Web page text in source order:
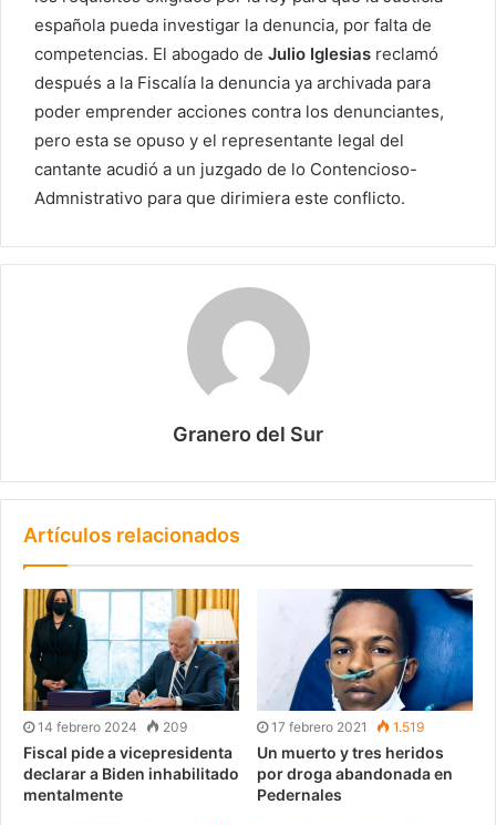
española pueda investigar la denuncia, por falta de
competencias. El abogado de Julio Iglesias reclamó
después a la Fiscalía la denuncia ya archivada para
poder emprender acciones contra los denunciantes,
pero esta se opuso y el representante legal del
cantante acudió a un juzgado de lo Contencioso-
Admnistrativo para que dirimiera este conflicto.
Granero del Sur
Artículos relacionados
14 febrero 2024 209
Fiscal pide a vicepresidenta
declarar a Biden inhabilitado
mentalmente
17 febrero 2021 1.519
Un muerto y tres heridos
por droga abandonada en
Pedernales